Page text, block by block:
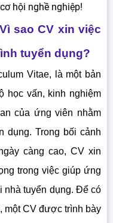
kế
đặc thù thiết kế
kế các mẫu CV đẹp,
miễn phí một cách
website Topcvvn.com
hội nghề nghiệp!
sao CV xin việc
tuyển dụng?
Vitae, là một bản
học vấn, kinh nghiệm
của ứng viên nhằm
dụng. Trong bối cảnh
càng cao, CV xin
trong việc giúp ứng
nhà tuyển dụng. Để có
một CV được trình bày